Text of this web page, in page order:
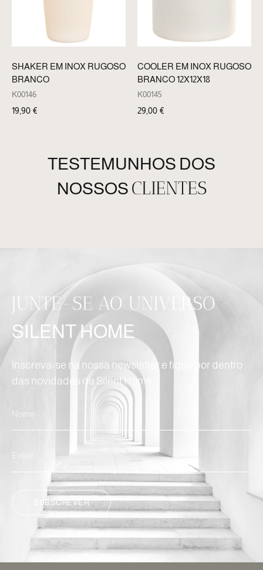
SHAKER EM INOX RUGOSO
BRANCO
K00146
19,90 €
COOLER EM INOX RUGOSO
BRANCO 12X12X18
K00145
29,00 €
TESTEMUNHOS DOS
NOSSOS CLIENTES
JUNTE-SE AO UNIVERSO
SILENT HOME
Inscreva-se na nossa newsletter e fique por dentro
das novidades da Silent Home.
SUBSCREVER
ALTERNATIVE: